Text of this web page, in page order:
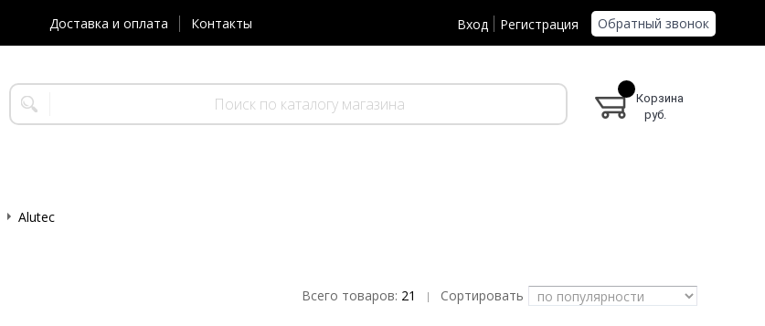
Доставка и оплата Контакты Вход Регистрация Обратный звонок
Корзина
руб.
Alutec
Всего товаров: 21 | Сортировать